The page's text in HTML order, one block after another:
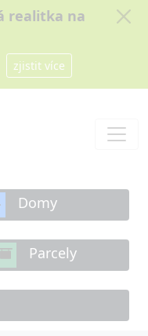
realitka na
zjistit více
Domy
Parcely